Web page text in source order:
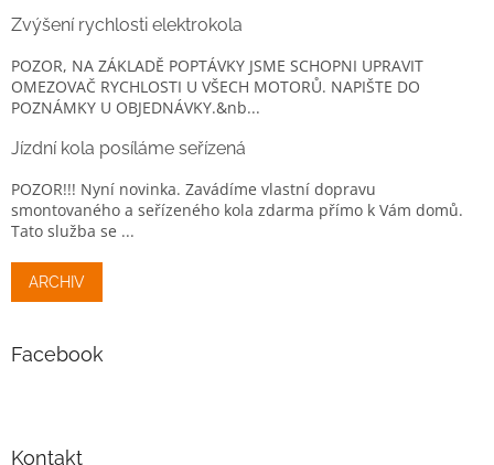
Zvýšení rychlosti elektrokola
POZOR, NA ZÁKLADĚ POPTÁVKY JSME SCHOPNI UPRAVIT
OMEZOVAČ RYCHLOSTI U VŠECH MOTORŮ. NAPIŠTE DO
POZNÁMKY U OBJEDNÁVKY.&nb...
Jízdní kola posíláme seřízená
POZOR!!! Nyní novinka. Zavádíme vlastní dopravu
smontovaného a seřízeného kola zdarma přímo k Vám domů.
Tato služba se ...
ARCHIV
Facebook
Kontakt